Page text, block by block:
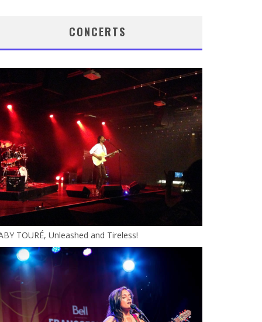
CONCERTS
TOURÉ, Unleashed and Tireless!